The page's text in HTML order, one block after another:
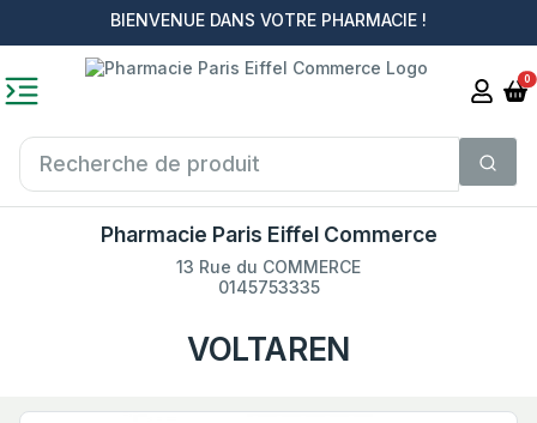
BIENVENUE DANS VOTRE PHARMACIE !
0
Pharmacie Paris Eiffel Commerce
13 Rue du COMMERCE
0145753335
VOLTAREN